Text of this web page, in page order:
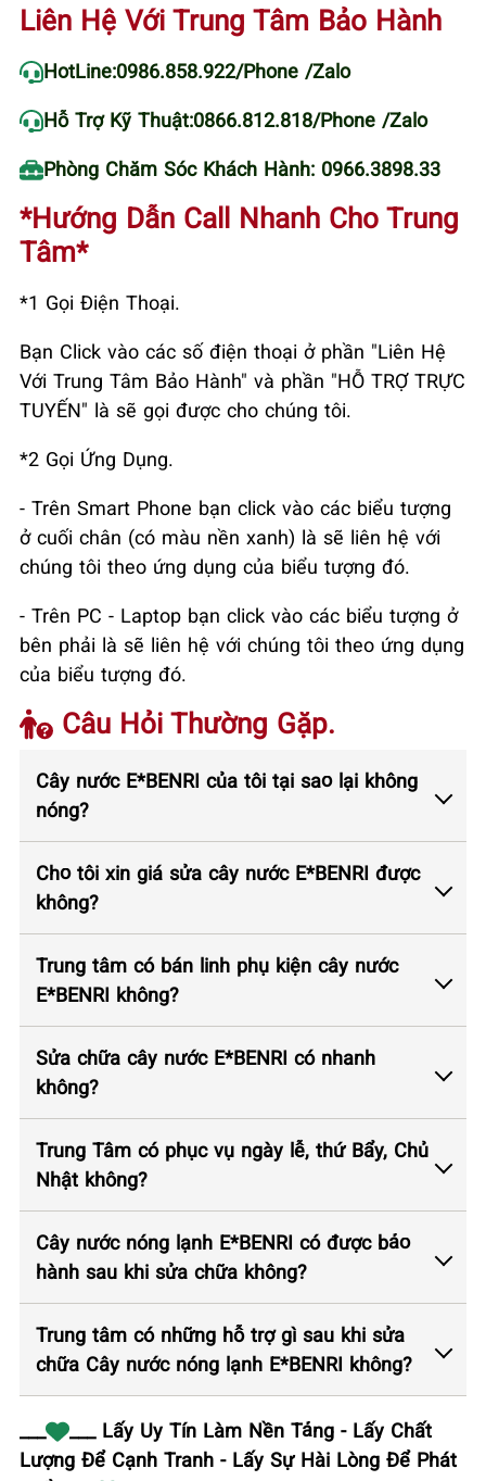
Liên Hệ Với Trung Tâm Bảo Hành
HotLine:0986.858.922/Phone /Zalo
Hỗ Trợ Kỹ Thuật:0866.812.818/Phone /Zalo
Phòng Chăm Sóc Khách Hành: 0966.3898.33
*Hướng Dẫn Call Nhanh Cho Trung
Tâm*
*1 Gọi Điện Thoại.
Bạn Click vào các số điện thoại ở phần "Liên Hệ
Với Trung Tâm Bảo Hành" và phần "HỖ TRỢ TRỰC
TUYẾN" là sẽ gọi được cho chúng tôi.
*2 Gọi Ứng Dụng.
- Trên Smart Phone bạn click vào các biểu tượng
ở cuối chân (có màu nền xanh) là sẽ liên hệ với
chúng tôi theo ứng dụng của biểu tượng đó.
- Trên PC - Laptop bạn click vào các biểu tượng ở
bên phải là sẽ liên hệ với chúng tôi theo ứng dụng
của biểu tượng đó.
Câu Hỏi Thường Gặp.
Cây nước E*BENRI của tôi tại sao lại không
nóng?
Cho tôi xin giá sửa cây nước E*BENRI được
không?
Trung tâm có bán linh phụ kiện cây nước
E*BENRI không?
Sửa chữa cây nước E*BENRI có nhanh
không?
Trung Tâm có phục vụ ngày lễ, thứ Bẩy, Chủ
Nhật không?
Cây nước nóng lạnh E*BENRI có được bảo
hành sau khi sửa chữa không?
Trung tâm có những hỗ trợ gì sau khi sửa
chữa Cây nước nóng lạnh E*BENRI không?
___
___ Lấy Uy Tín Làm Nền Tảng - Lấy Chất
Lượng Để Cạnh Tranh - Lấy Sự Hài Lòng Để Phát